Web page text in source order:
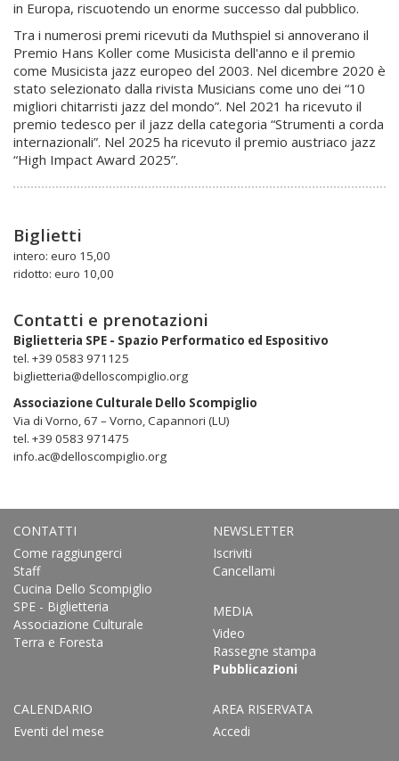
in Europa, riscuotendo un enorme successo dal pubblico.
Tra i numerosi premi ricevuti da Muthspiel si annoverano il
Premio Hans Koller come Musicista dell'anno e il premio
come Musicista jazz europeo del 2003. Nel dicembre 2020 è
stato selezionato dalla rivista Musicians come uno dei “10
migliori chitarristi jazz del mondo”. Nel 2021 ha ricevuto il
premio tedesco per il jazz della categoria “Strumenti a corda
internazionali”. Nel 2025 ha ricevuto il premio austriaco jazz
“High Impact Award 2025”.
Biglietti
intero: euro 15,00
ridotto: euro 10,00
Contatti e prenotazioni
Biglietteria SPE - Spazio Performatico ed Espositivo
tel. +39 0583 971125
biglietteria@delloscompiglio.org
Associazione Culturale Dello Scompiglio
Via di Vorno, 67 – Vorno, Capannori (LU)
tel. +39 0583 971475
info.ac@delloscompiglio.org
CONTATTI
Come raggiungerci
Staff
Cucina Dello Scompiglio
SPE - Biglietteria
Associazione Culturale
Terra e Foresta
NEWSLETTER
Iscriviti
Cancellami
MEDIA
Video
Rassegne stampa
Pubblicazioni
CALENDARIO
Eventi del mese
AREA RISERVATA
Accedi